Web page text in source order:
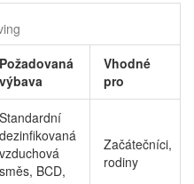
Požadovaná
výbava
Vhodné
pro
Standardní
dezinfikovaná
vzduchová
směs, BCD,
Začátečníci,
rodiny